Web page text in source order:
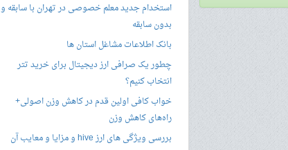
استخدام جدید معلم خصوصی در تهران با سابقه و
بدون سابقه
بانک اطلاعات مشاغل استان ها
چطور یک صرافی ارز دیجیتال برای خرید تتر
انتخاب کنیم؟
خواب کافی اولین قدم در کاهش وزن اصولی+
راه‌های کاهش وزن
بررسی ویژگی های ارز hive و مزایا و معایب آن